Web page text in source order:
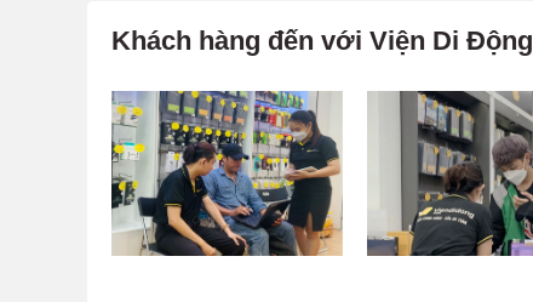
Khách hàng đến với Viện Di Động